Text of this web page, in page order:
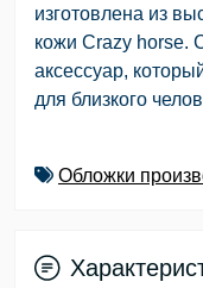
изготовлена из
кожи Crazy horse.
аксессуар,
для близкого
Обложки